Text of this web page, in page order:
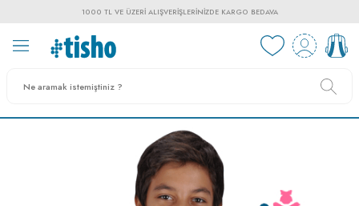
1000 TL VE ÜZERI ALIŞVERIŞLERINIZDE KARGO BEDAVA